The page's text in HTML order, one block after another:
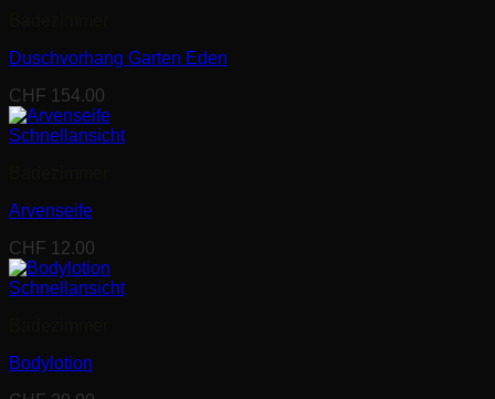
Duschvorhang Garten Eden
CHF 154.00
Schnellansicht
Arvenseife
CHF 12.00
Schnellansicht
Bodylotion